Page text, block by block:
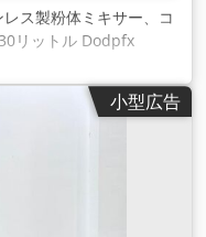
レス製粉体ミキサー、コ
リットル Dodpfx
（最近更新済み）
品グレード） ハッチ
Wekerom
小型広告